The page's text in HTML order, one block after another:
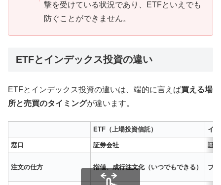
撃を受けている状況であり、ETFといえでも
防ぐことができません。
ETFとインデックス投資の違い
ETFとインデックス投資の違いは、端的に言えば買える場
所と売買のタイミングが違います。
ETF（上場投資信託） イ
窓口 証券会社 証
注文の仕方 指値、成行注文化（いつでもできる） ブ